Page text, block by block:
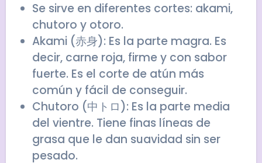
Se sirve en diferentes cortes: akami,
chutoro y otoro.
Akami (赤身): Es la parte magra. Es
decir, carne roja, firme y con sabor
fuerte. Es el corte de atún más
común y fácil de conseguir.
Chutoro (中トロ): Es la parte media
del vientre. Tiene finas líneas de
grasa que le dan suavidad sin ser
pesado.